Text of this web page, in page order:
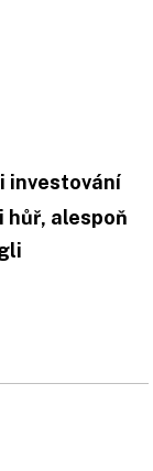
investování
hůř, alespoň